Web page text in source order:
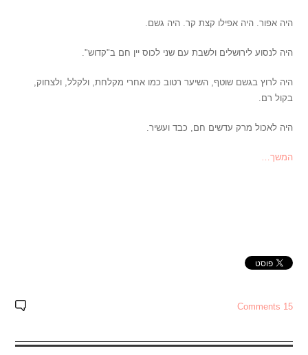
היה אפור. היה אפילו קצת קר. היה גשם.
היה לנסוע לירושלים ולשבת עם שני לכוס יין חם ב"קדוש".
היה לרוץ בגשם שוטף, השיער רטוב כמו אחרי מקלחת, ולקלל, ולצחוק,
בקול רם.
היה לאכול מרק עדשים חם, כבד ועשיר.
המשך…
15 Comments